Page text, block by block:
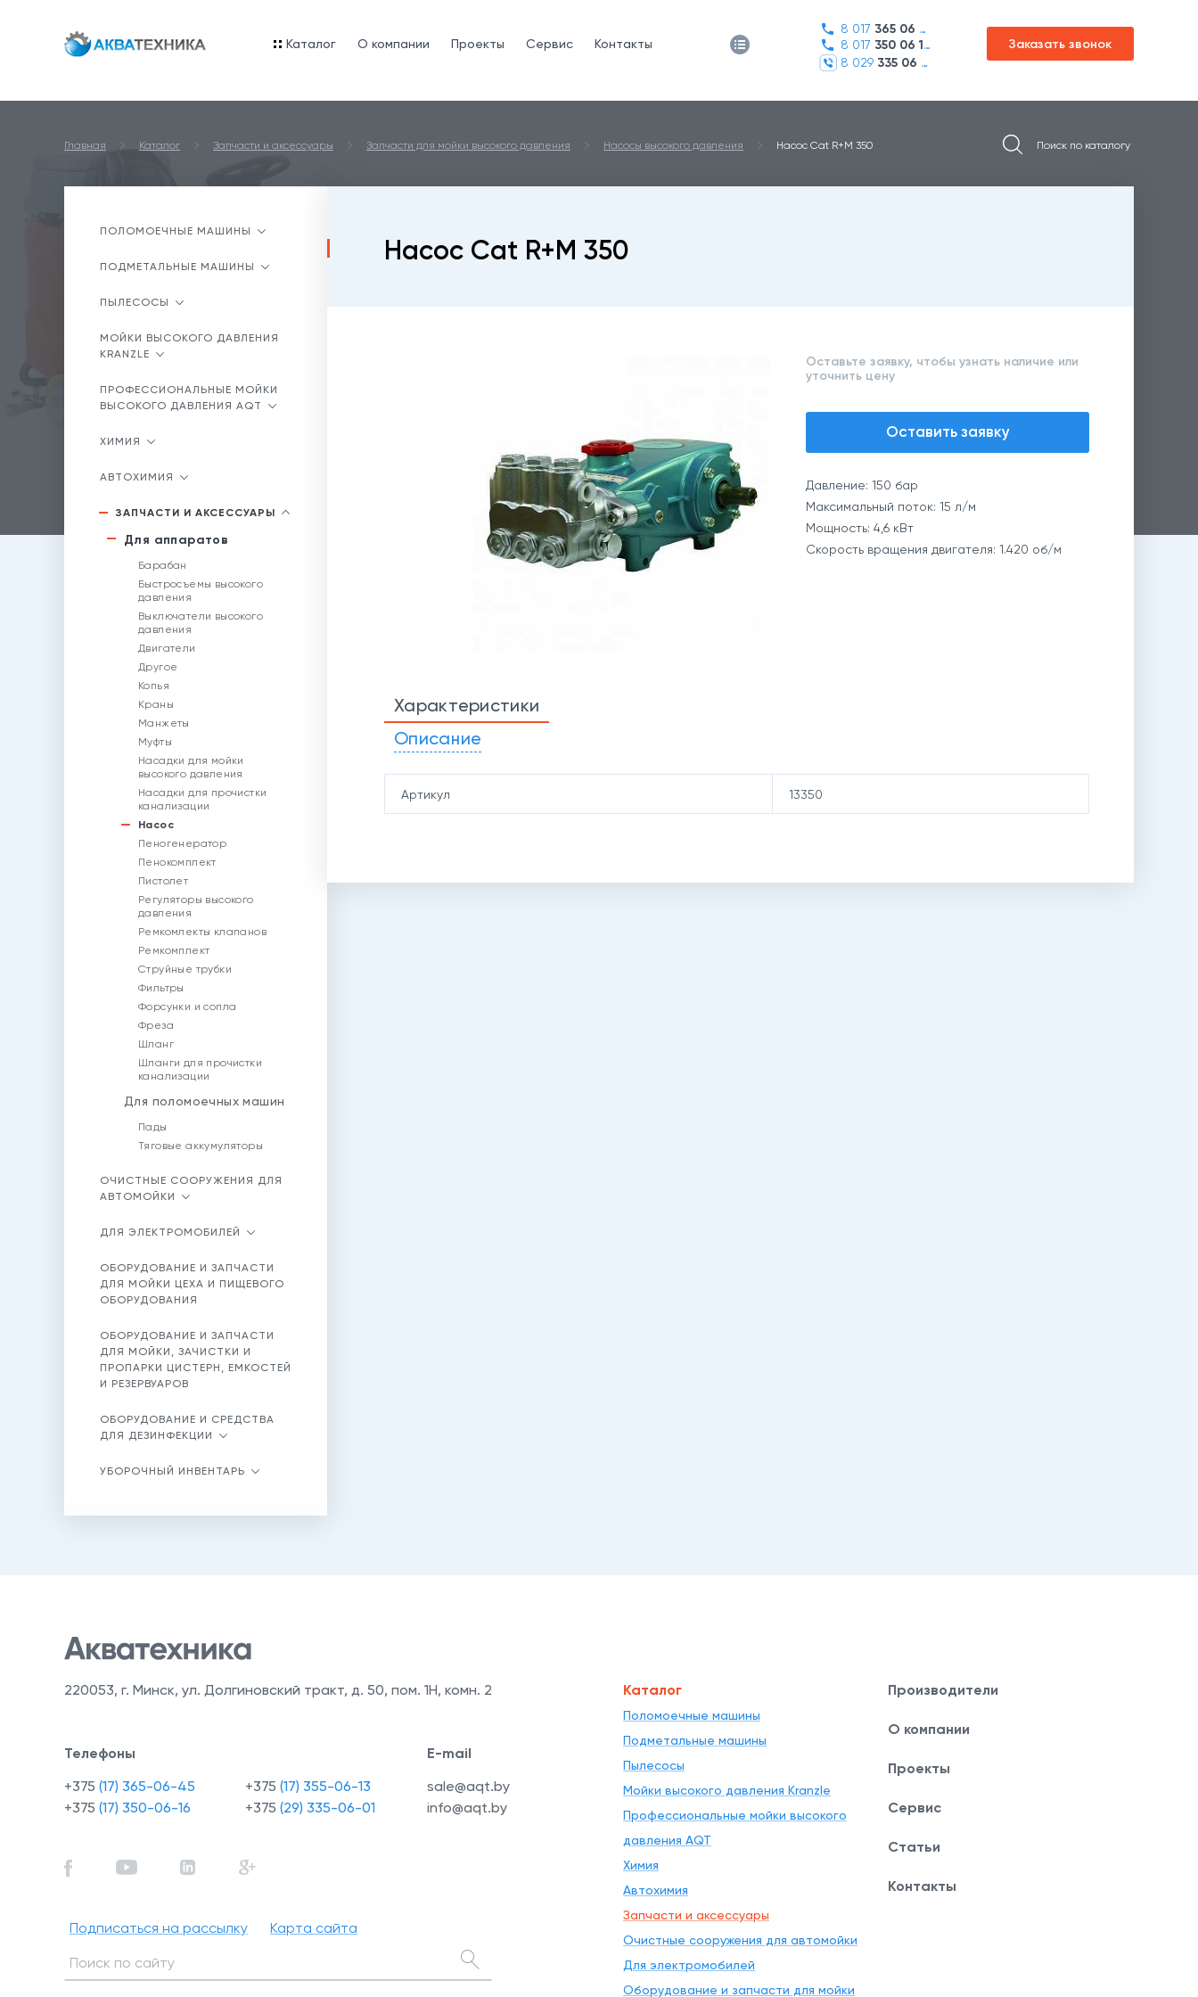
Каталог O компании Проекты Сервис Контакты
8 017 365 06 45
8 017 350 06 16
8 029 335 06 01
Заказать звонок
Главная Каталог Запчасти и аксессуары Запчасти для мойки высокого давления Насосы высокого давления Насос Cat R+M 350
ПОЛОМОЕЧНЫЕ МАШИНЫ
ПОДМЕТАЛЬНЫЕ МАШИНЫ
ПЫЛЕСОСЫ
МОЙКИ ВЫСОКОГО ДАВЛЕНИЯ
KRANZLE
ПРОФЕССИОНАЛЬНЫЕ МОЙКИ
ВЫСОКОГО ДАВЛЕНИЯ AQT
ХИМИЯ
АВТОХИМИЯ
ЗАПЧАСТИ И АКСЕССУАРЫ
Для аппаратов
Барабан
Быстросъемы высокого
давления
Выключатели высокого
давления
Двигатели
Другое
Копья
Краны
Манжеты
Муфты
Насадки для мойки
высокого давления
Насадки для прочистки
канализации
Насос
Пеногенератор
Пенокомплект
Пистолет
Регуляторы высокого
давления
Ремкомлекты клапанов
Ремкомплект
Струйные трубки
Фильтры
Форсунки и сопла
Фреза
Шланг
Шланги для прочистки
канализации
Для поломоечных машин
Пады
Тяговые аккумуляторы
ОЧИСТНЫЕ СООРУЖЕНИЯ ДЛЯ
АВТОМОЙКИ
ДЛЯ ЭЛЕКТРОМОБИЛЕЙ
ОБОРУДОВАНИЕ И ЗАПЧАСТИ
ДЛЯ МОЙКИ ЦЕХА И ПИЩЕВОГО
ОБОРУДОВАНИЯ
ОБОРУДОВАНИЕ И ЗАПЧАСТИ
ДЛЯ МОЙКИ, ЗАЧИСТКИ И
ПРОПАРКИ ЦИСТЕРН, ЕМКОСТЕЙ
И РЕЗЕРВУАРОВ
ОБОРУДОВАНИЕ И СРЕДСТВА
ДЛЯ ДЕЗИНФЕКЦИИ
УБОРОЧНЫЙ ИНВЕНТАРЬ
Насос Cat R+M 350
Оставьте заявку, чтобы узнать наличие или
уточнить цену
Оставить заявку
Давление: 150 бар
Максимальный поток: 15 л/м
Мощность: 4,6 кВт
Скорость вращения двигателя: 1.420 об/м
Характеристики
Описание
Артикул 13350
220053, г. Минск, ул. Долгиновский тракт, д. 50, пом. 1Н, комн. 2
Телефоны
+375 (17) 365-06-45
+375 (17) 350-06-16
+375 (17) 355-06-13
+375 (29) 335-06-01
E-mail
sale@aqt.by
info@aqt.by
Подписаться на рассылку Карта сайта
Каталог
Поломоечные машины
Подметальные машины
Пылесосы
Мойки высокого давления Kranzle
Профессиональные мойки высокого
давления AQT
Химия
Автохимия
Запчасти и аксессуары
Очистные сооружения для автомойки
Для электромобилей
Оборудование и запчасти для мойки
Производители
О компании
Проекты
Сервис
Статьи
Контакты